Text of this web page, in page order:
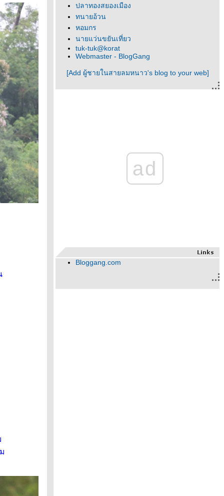
ปลาทองสยองเมือง
ทนายอ้วน
หอมกร
นายแว่นขยันเที่ยว
tuk-tuk@korat
Webmaster - BlogGang
[Add ผู้ชายในสายลมหนาว's blog to your web]
ad
Bloggang.com